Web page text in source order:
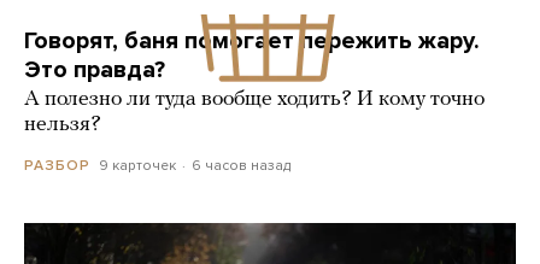
Говорят, баня помогает пережить жару.
Это правда?
А полезно ли туда вообще ходить? И кому точно
нельзя?
РАЗБОР 9 карточек 6 часов назад